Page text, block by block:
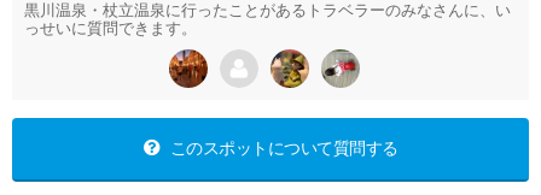
黒川温泉・杖立温泉に行ったことがあるトラベラーのみなさんに、い
っせいに質問できます。
このスポットについて質問する